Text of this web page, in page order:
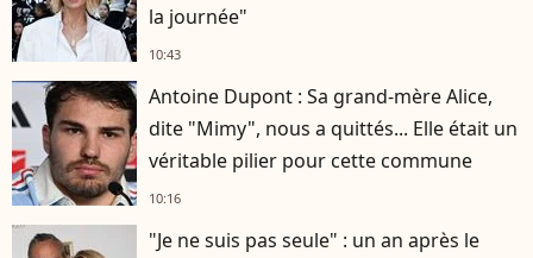
la journée"
10:43
Antoine Dupont : Sa grand-mère Alice,
dite "Mimy", nous a quittés... Elle était un
véritable pilier pour cette commune
10:16
"Je ne suis pas seule" : un an après le